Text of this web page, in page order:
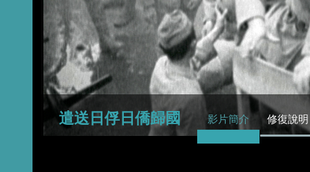
2013
遣送日俘日僑歸國 影片簡介 修復說明